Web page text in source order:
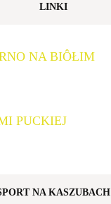
LINKI
NA BIÔŁIM
PUCKIEJ
NA KASZUBACH